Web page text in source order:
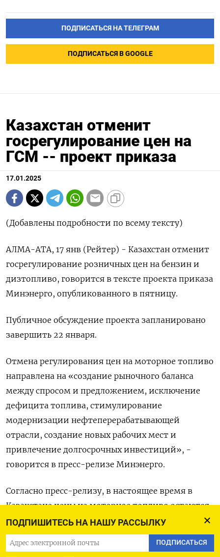
ПОДПИШИТЕСЬ НА НАШУ РАССЫЛКУ
ПОДПИСАТЬСЯ
ПОДПИСАТЬСЯ НА ТЕЛЕГРАМ
ПОДПИСАТЬСЯ В GOOGLE
Казахстан отменит
госрегулирование цен на
ГСМ -- проект приказа
17.01.2025
(Добавлены подробности по всему тексту)
АЛМА-АТА, 17 янв (Рейтер) - Казахстан отменит
госрегулирование розничных цен на бензин и
дизтопливо, говорится в тексте проекта приказа
Минэнерго, опубликованного в пятницу.
Публичное обсуждение проекта запланировано
завершить 22 января.
Отмена регулирования цен на моторное топливо
направлена на «создание рыночного баланса
между спросом и предложением, исключение
дефицита топлива, стимулирование
модернизации нефтеперерабатывающей
отрасли, создание новых рабочих мест и
привлечение долгосрочных инвестиций», -
говорится в пресс-релизе Минэнерго.
Согласно пресс-релизу, в настоящее время в
Казахстане цены на моторное топливо остаются
одними из самых низких в мире, что
«провоцирует дефицит, невозможность
модернизации отрасли, вывоз топлива за